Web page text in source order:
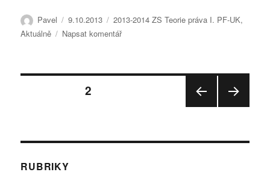
Autor:
Pavel Publikováno:
9.10.2013 Rubriky:
2013-2014 ZS Teorie práva I. PF-UK,
Aktuálně
Napsat komentářpro
Stránkování
STRÁ
STRÁNKA:2
NKA
RUBRIKY